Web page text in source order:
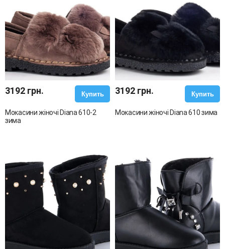
3192 грн. Купить
Мокасини жіночі Diana 610-2
зима
3192 грн. Купить
Мокасини жіночі Diana 610 зима